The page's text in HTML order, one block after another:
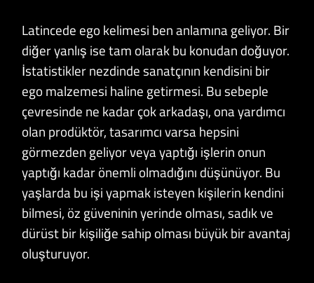
Latincede ego kelimesi ben anlamına geliyor. Bir
diğer yanlış ise tam olarak bu konudan doğuyor.
İstatistikler nezdinde sanatçının kendisini bir
ego malzemesi haline getirmesi. Bu sebeple
çevresinde ne kadar çok arkadaşı, ona yardımcı
olan prodüktör, tasarımcı varsa hepsini
görmezden geliyor veya yaptığı işlerin onun
yaptığı kadar önemli olmadığını düşünüyor. Bu
yaşlarda bu işi yapmak isteyen kişilerin kendini
bilmesi, öz güveninin yerinde olması, sadık ve
dürüst bir kişiliğe sahip olması büyük bir avantaj
oluşturuyor.